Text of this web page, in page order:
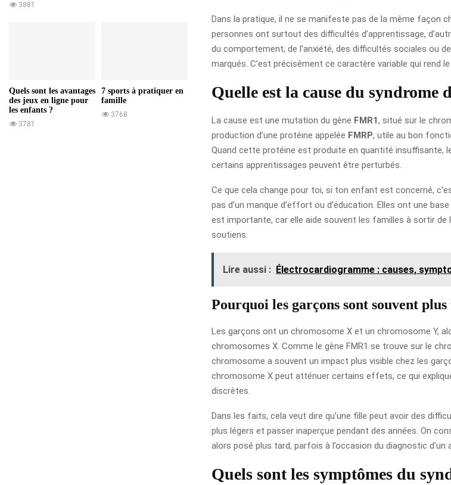
Dans la pratique, il ne se manifeste pas de la même façon
personnes ont surtout des difficultés d’apprentissage,
du comportement, de l’anxiété, des difficultés sociales ou
marqués. C’est précisément ce caractère variable qui rend
Quelle est la cause du syndrome
La cause est une mutation du gène FMR1, situé sur le
production d’une protéine appelée FMRP, utile au bon
Quand cette protéine est produite en quantité insuffisante,
certains apprentissages peuvent être perturbés.
Ce que cela change pour toi, si ton enfant est concerné,
pas d’un manque d’effort ou d’éducation. Elles ont une
est importante, car elle aide souvent les familles à sortir de
soutiens.
Lire aussi : Électrocardiogramme : causes,
Pourquoi les garçons sont souvent plus
Les garçons ont un chromosome X et un chromosome Y,
chromosomes X. Comme le gène FMR1 se trouve sur le
chromosome a souvent un impact plus visible chez les
chromosome X peut atténuer certains effets, ce qui
discrètes.
Dans les faits, cela veut dire qu’une fille peut avoir des
plus légers et passer inaperçue pendant des années. On
alors posé plus tard, parfois à l’occasion du diagnostic d’un
Quels sont les symptômes du
3881
Quels sont les avantages
des jeux en ligne pour
les enfants ?
3781
7 sports à pratiquer en
famille
3768